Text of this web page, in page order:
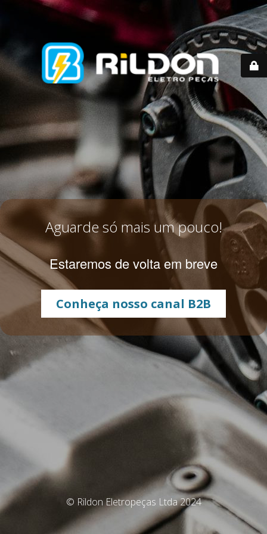
Aguarde só mais um pouco!
Estaremos de volta em breve
Conheça nosso canal B2B
© Rildon Eletropeças Ltda 2024